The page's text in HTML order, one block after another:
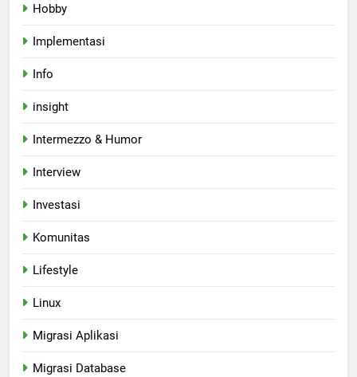
Hobby
Implementasi
Info
insight
Intermezzo & Humor
Interview
Investasi
Komunitas
Lifestyle
Linux
Migrasi Aplikasi
Migrasi Database